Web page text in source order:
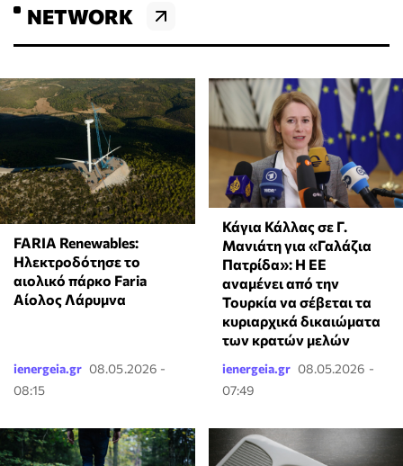
NETWORK
FARIA Renewables:
Ηλεκτροδότησε το
αιολικό πάρκο Faria
Αίολος Λάρυμνα
ienergeia.gr 08.05.2026 -
08:15
Κάγια Κάλλας σε Γ.
Μανιάτη για «Γαλάζια
Πατρίδα»: Η ΕΕ
αναμένει από την
Τουρκία να σέβεται τα
κυριαρχικά δικαιώματα
των κρατών μελών
ienergeia.gr 08.05.2026 -
07:49